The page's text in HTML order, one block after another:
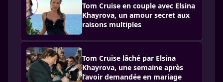
Tom Cruise en couple avec Elsina
Khayrova, un amour secret aux
raisons multiples
Tom Cruise lâché par Elsina
Khayrova, une semaine après
l’avoir demandée en mariage